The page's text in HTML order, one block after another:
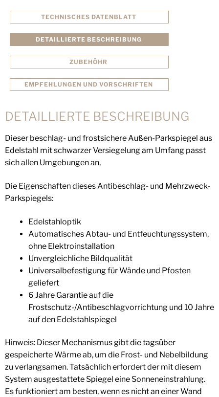
TECHNISCHES DATENBLATT
DETAILLIERTE BESCHREIBUNG
ZUBEHÖHR
EMPFEHLUNGEN UND VORSCHRIFTEN
DETAILLIERTE BESCHREIBUNG
Dieser beschlag- und frostsichere Außen-Parkspiegel aus
Edelstahl mit schwarzer Versiegelung am Umfang passt
sich allen Umgebungen an,
Die Eigenschaften dieses Antibeschlag- und Mehrzweck-
Parkspiegels:
Edelstahloptik
Automatisches Abtau- und Entfeuchtungssystem,
ohne Elektroinstallation
Unvergleichliche Bildqualität
Universalbefestigung für Wände und Pfosten
geliefert
6 Jahre Garantie auf die
Frostschutz-/Antibeschlagvorrichtung und 10 Jahre
auf den Edelstahlspiegel
Hinweis: Dieser Mechanismus gibt die tagsüber
gespeicherte Wärme ab, um die Frost- und Nebelbildung
zu verlangsamen. Tatsächlich erfordert der mit diesem
System ausgestattete Spiegel eine Sonneneinstrahlung.
Es funktioniert am besten, wenn es nicht an einer Wand